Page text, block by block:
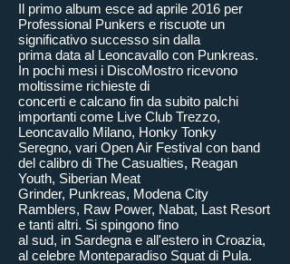
Il primo album esce ad aprile 2016 per
Professional Punkers e riscuote un
significativo successo sin dalla
prima data al Leoncavallo con Punkreas.
In pochi mesi i DiscoMostro ricevono
moltissime richieste di
concerti e calcano fin da subito palchi
importanti come Live Club Trezzo,
Leoncavallo Milano, Honky Tonky
Seregno, vari Open Air Festival con band
del calibro di The Casualties, Reagan
Youth, Siberian Meat
Grinder, Punkreas, Modena City
Ramblers, Raw Power, Nabat, Last Resort
e tanti altri. Si spingono fino
al sud, in Sardegna e all'estero in Croazia,
al celebre Monteparadiso Squat di Pula.